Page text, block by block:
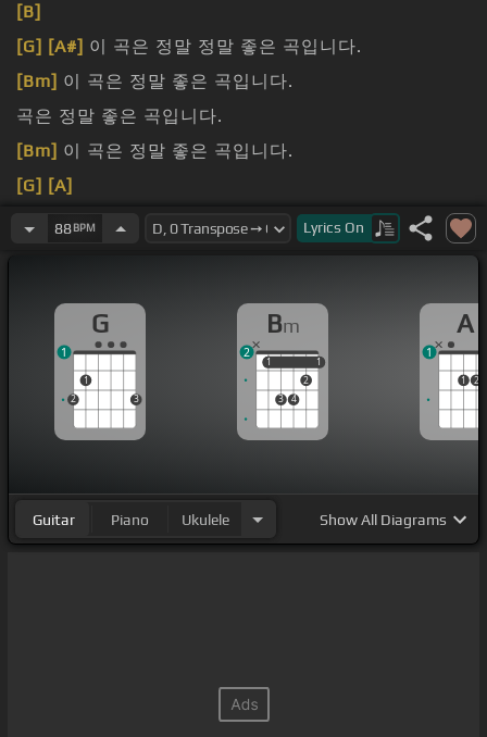
[B]
[G] [A#] 이 곡은 정말 정말 좋은 곡입니다.
[Bm] 이 곡은 정말 좋은 곡입니다.
곡은 정말 좋은 곡입니다.
[Bm] 이 곡은 정말 좋은 곡입니다.
[G] [A]
[Bm]88BPM Lyrics On
G
2
1
3
1
Bm
1
3 4
2
1
1 1
2
A
1 2
1
Guitar Piano Ukulele ShowAll Diagrams